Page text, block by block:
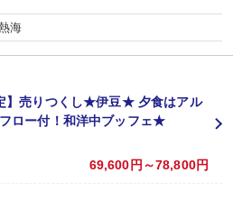
海
】売りつくし★伊豆★ 夕食はアル
ロー付！和洋中ブッフェ★
69,600円～78,800円